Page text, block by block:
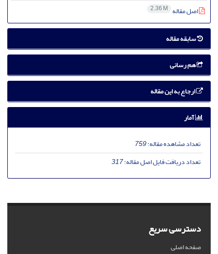
اصل مقاله 2.36 M
سابقه مقاله
هم رسانی
ارجاع به این مقاله
آمار
تعداد مشاهده مقاله:759
تعداد دریافت فایل اصل مقاله:317
دسترسی سریع
صفحه اصلی